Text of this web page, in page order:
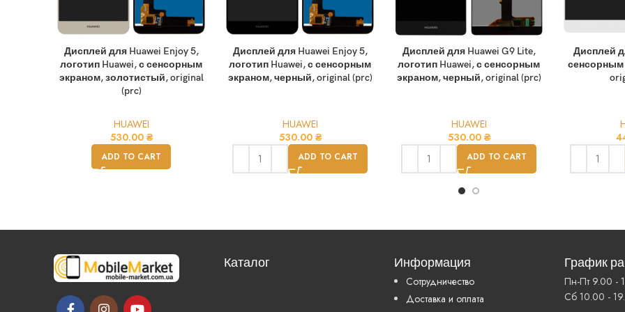
Дисплей для Huawei Enjoy 5,
логотип Huawei, с сенсорным
экраном, золотистый, original
(prc)
HUAWEI
530.00 ₴
ADD TO CART
Дисплей для Huawei Enjoy 5,
логотип Huawei, с сенсорным
экраном, черный, original (prc)
HUAWEI
530.00 ₴
ADD TO CART
Дисплей для Huawei G9 Lite,
логотип Huawei, с сенсорным
экраном, черный, original (prc)
HUAWEI
530.00 ₴
ADD TO CART
Дисплей
Каталог Информация
Сотрудничество
Доставка и оплата
График
Пн-Пт 9.00 -
Сб 10.00 -